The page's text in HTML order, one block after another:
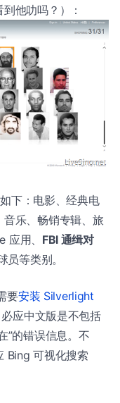
他叻吗？）：
下：电影、经典电
乐、畅销专辑、旅
应用、 FBI 通缉对
员等类别。
要安装 Silverlight
应中文版是不包括
”的错误信息。不
Bing 可视化搜索